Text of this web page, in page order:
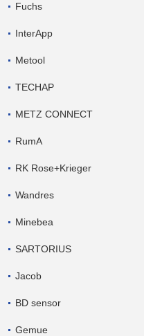
Fuchs
InterApp
Metool
TECHAP
METZ CONNECT
RumA
RK Rose+Krieger
Wandres
Minebea
SARTORIUS
Jacob
BD sensor
Gemue